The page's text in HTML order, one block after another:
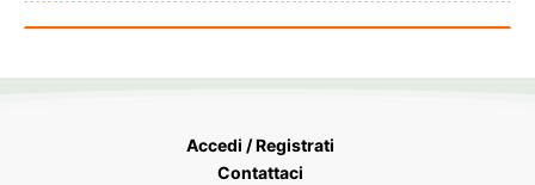
Accedi / Registrati
Contattaci